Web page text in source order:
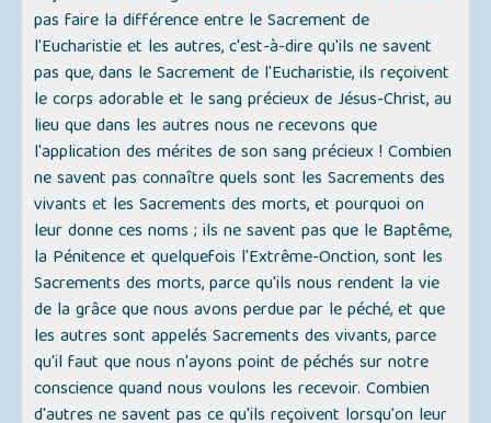
pas faire la différence entre le Sacrement de
l'Eucharistie et les autres, c'est-à-dire qu'ils ne savent
pas que, dans le Sacrement de l'Eucharistie, ils reçoivent
le corps adorable et le sang précieux de Jésus-Christ, au
lieu que dans les autres nous ne recevons que
l'application des mérites de son sang précieux ! Combien
ne savent pas connaître quels sont les Sacrements des
vivants et les Sacrements des morts, et pourquoi on
leur donne ces noms ; ils ne savent pas que le Baptême,
la Pénitence et quelquefois l'Extrême-Onction, sont les
Sacrements des morts, parce qu'ils nous rendent la vie
de la grâce que nous avons perdue par le péché, et que
les autres sont appelés Sacrements des vivants, parce
qu'il faut que nous n'ayons point de péchés sur notre
conscience quand nous voulons les recevoir. Combien